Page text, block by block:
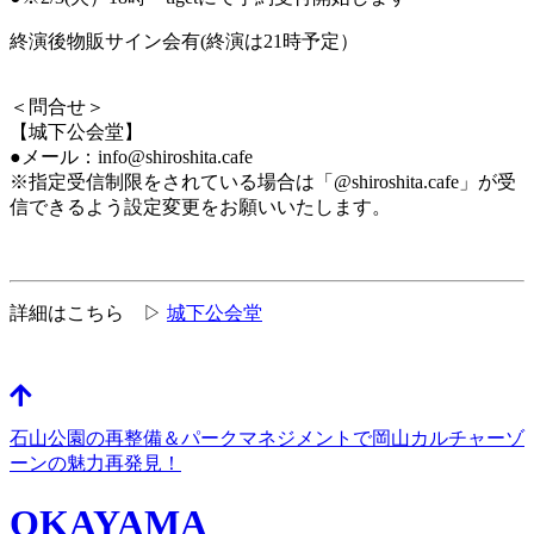
終演後物販サイン会有(終演は21時予定）
＜問合せ＞
【城下公会堂】
●メール：info@shiroshita.cafe
※指定受信制限をされている場合は「@shiroshita.cafe」が受
信できるよう設定変更をお願いいたします。
詳細はこちら ▷ 城下公会堂
石山公園の再整備＆パークマネジメントで岡山カルチャーゾ
ーンの魅力再発見！
OKAYAMA